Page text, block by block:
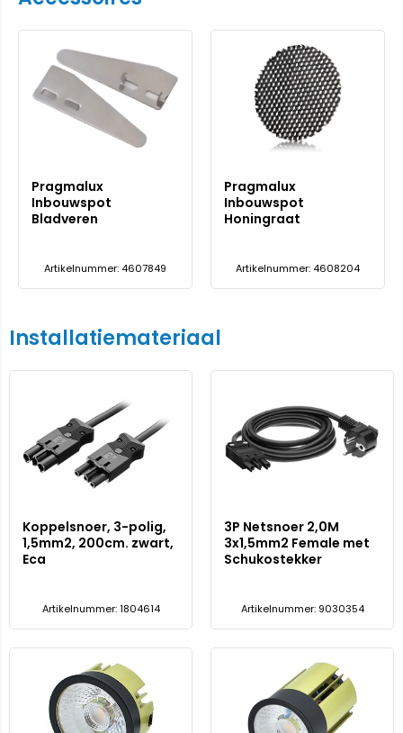
Pragmalux
Inbouwspot
Bladveren
Artikelnummer: 4607849
Pragmalux
Inbouwspot
Honingraat
Artikelnummer: 4608204
Installatiemateriaal
Koppelsnoer, 3-polig,
1,5mm2, 200cm. zwart,
Eca
Artikelnummer: 1804614
3P Netsnoer 2,0M
3x1,5mm2 Female met
Schukostekker
Artikelnummer: 9030354